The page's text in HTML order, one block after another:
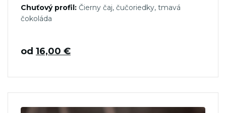
Chuťový profil: Čierny čaj, čučoriedky, tmavá
čokoláda
od 16,00 €